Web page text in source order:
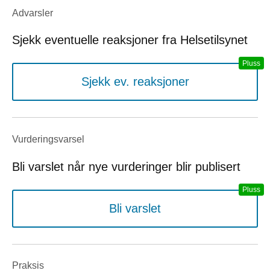
Advarsler
Sjekk eventuelle reaksjoner fra Helsetilsynet
Sjekk ev. reaksjoner
Vurderings­varsel
Bli varslet når nye vurderinger blir publisert
Bli varslet
Praksis